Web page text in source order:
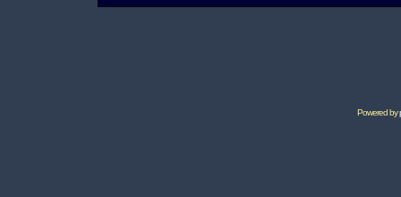
Powered by